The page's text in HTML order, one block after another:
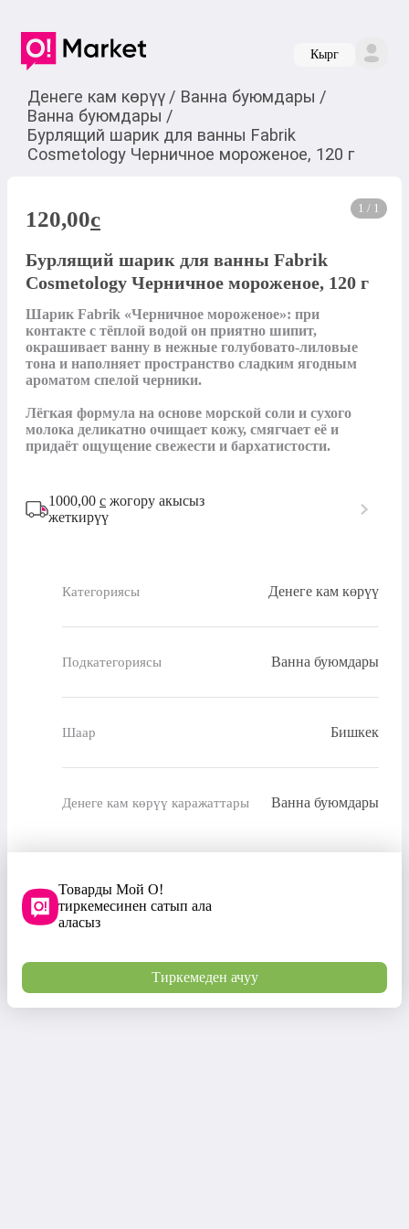
Кырг
Денеге кам көрүү / Ванна буюмдары /
Ванна буюмдары /
Бурлящий шарик для ванны Fabrik
Cosmetology Черничное мороженое, 120 г
1 / 1
120,00c
Бурлящий шарик для ванны Fabrik
Cosmetology Черничное мороженое, 120 г
Шарик Fabrik «Черничное мороженое»: при
контакте с тёплой водой он приятно шипит,
окрашивает ванну в нежные голубовато-лиловые
тона и наполняет пространство сладким ягодным
ароматом спелой черники.
Лёгкая формула на основе морской соли и сухого
молока деликатно очищает кожу, смягчает её и
придаёт ощущение свежести и бархатистости.
1000,00 с жогору акысыз
жеткирүү
Категориясы Денеге кам көрүү
Подкатегориясы Ванна буюмдары
Шаар Бишкек
Денеге кам көрүү каражаттары Ванна буюмдары
Товарды Мой О!
тиркемесинен сатып ала
аласыз
Тиркемеден ачуу